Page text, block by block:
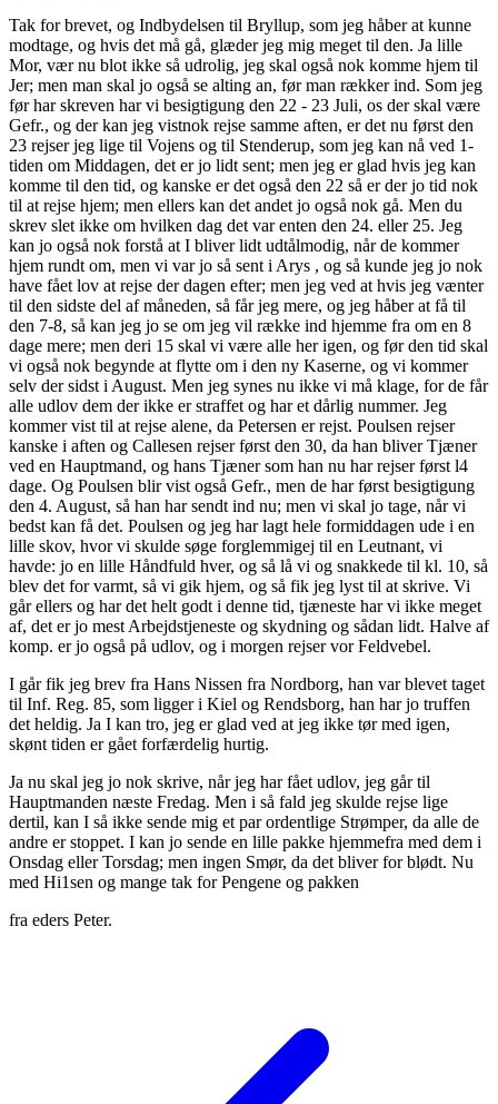
Tak for brevet, og Indbydelsen til Bryllup, som jeg håber at kunne
modtage, og hvis det må gå, glæder jeg mig meget til den. Ja lille
Mor, vær nu blot ikke så udrolig, jeg skal også nok komme hjem til
Jer; men man skal jo også se alting an, før man rækker ind. Som jeg
før har skreven har vi besigtigung den 22 - 23 Juli, os der skal være
Gefr., og der kan jeg vistnok rejse samme aften, er det nu først den
23 rejser jeg lige til Vojens og til Stenderup, som jeg kan nå ved 1-
tiden om Middagen, det er jo lidt sent; men jeg er glad hvis jeg kan
komme til den tid, og kanske er det også den 22 så er der jo tid nok
til at rejse hjem; men ellers kan det andet jo også nok gå. Men du
skrev slet ikke om hvilken dag det var enten den 24. eller 25. Jeg
kan jo også nok forstå at I bliver lidt udtålmodig, når de kommer
hjem rundt om, men vi var jo så sent i Arys , og så kunde jeg jo nok
have fået lov at rejse der dagen efter; men jeg ved at hvis jeg vænter
til den sidste del af måneden, så får jeg mere, og jeg håber at få til
den 7-8, så kan jeg jo se om jeg vil række ind hjemme fra om en 8
dage mere; men deri 15 skal vi være alle her igen, og før den tid skal
vi også nok begynde at flytte om i den ny Kaserne, og vi kommer
selv der sidst i August. Men jeg synes nu ikke vi må klage, for de får
alle udlov dem der ikke er straffet og har et dårlig nummer. Jeg
kommer vist til at rejse alene, da Petersen er rejst. Poulsen rejser
kanske i aften og Callesen rejser først den 30, da han bliver Tjæner
ved en Hauptmand, og hans Tjæner som han nu har rejser først l4
dage. Og Poulsen blir vist også Gefr., men de har først besigtigung
den 4. August, så han har sendt ind nu; men vi skal jo tage, når vi
bedst kan få det. Poulsen og jeg har lagt hele formiddagen ude i en
lille skov, hvor vi skulde søge forglemmigej til en Leutnant, vi
havde: jo en lille Håndfuld hver, og så lå vi og snakkede til kl. 10, så
blev det for varmt, så vi gik hjem, og så fik jeg lyst til at skrive. Vi
går ellers og har det helt godt i denne tid, tjæneste har vi ikke meget
af, det er jo mest Arbejdstjeneste og skydning og sådan lidt. Halve af
komp. er jo også på udlov, og i morgen rejser vor Feldvebel.
I går fik jeg brev fra Hans Nissen fra Nordborg, han var blevet taget
til Inf. Reg. 85, som ligger i Kiel og Rendsborg, han har jo truffen
det heldig. Ja I kan tro, jeg er glad ved at jeg ikke tør med igen,
skønt tiden er gået forfærdelig hurtig.
Ja nu skal jeg jo nok skrive, når jeg har fået udlov, jeg går til
Hauptmanden næste Fredag. Men i så fald jeg skulde rejse lige
dertil, kan I så ikke sende mig et par ordentlige Strømper, da alle de
andre er stoppet. I kan jo sende en lille pakke hjemmefra med dem i
Onsdag eller Torsdag; men ingen Smør, da det bliver for blødt. Nu
med Hi1sen og mange tak for Pengene og pakken
fra eders Peter.